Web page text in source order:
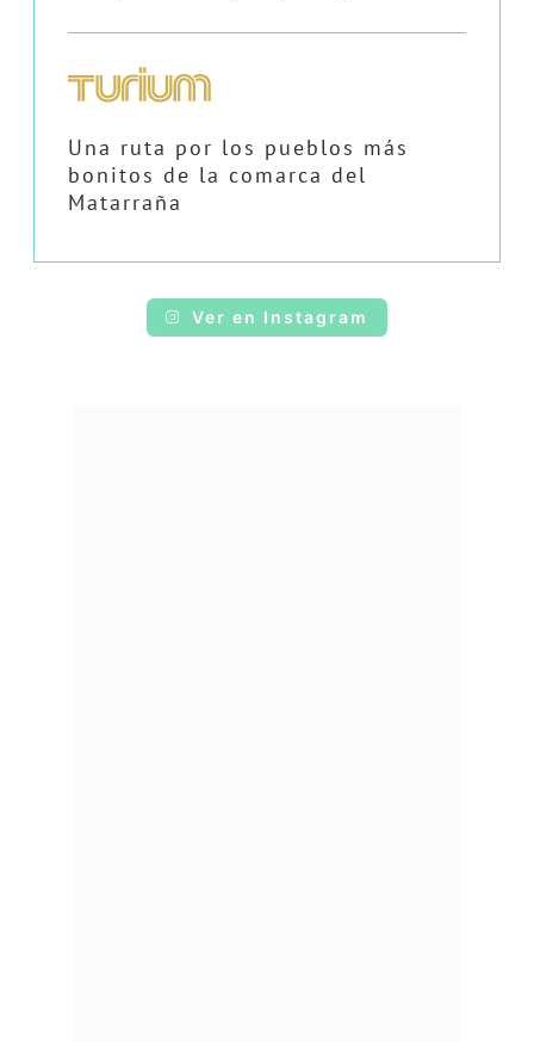
Una ruta por los pueblos más
bonitos de la comarca del
Matarraña
Ver en Instagram